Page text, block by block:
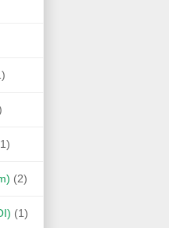
(2)
(1)